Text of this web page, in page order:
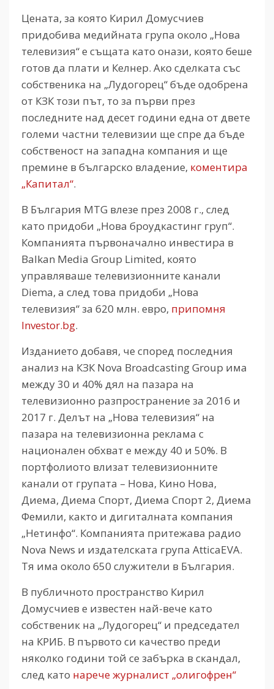
Цената, за която Кирил Домусчиев
придобива медийната група около „Нова
телевизия“ е същата като онази, която беше
готов да плати и Келнер. Ако сделката със
собственика на „Лудогорец“ бъде одобрена
от КЗК този път, то за първи през
последните над десет години една от двете
големи частни телевизии ще спре да бъде
собственост на западна компания и ще
премине в българско владение, коментира
„Капитал“.
В България MTG влезе през 2008 г., след
като придоби „Нова броудкастинг груп“.
Компанията първоначално инвестира в
Balkan Media Group Limited, която
управляваше телевизионните канали
Diema, а след това придоби „Нова
телевизия“ за 620 млн. евро, припомня
Investor.bg.
Изданието добавя, че според последния
анализ на КЗК Nova Broadcasting Group има
между 30 и 40% дял на пазара на
телевизионно разпространение за 2016 и
2017 г. Делът на „Нова телевизия“ на
пазара на телевизионна реклама с
национален обхват е между 40 и 50%. В
портфолиото влизат телевизионните
канали от групата – Нова, Кино Нова,
Диема, Диема Спорт, Диема Спорт 2, Диема
Фемили, както и дигиталната компания
„Нетинфо“. Компанията притежава радио
Nova News и издателската група AtticaEVA.
Тя има около 650 служители в България.
В публичното пространство Кирил
Домусчиев е известен най-вече като
собственик на „Лудогорец“ и председател
на КРИБ. В първото си качество преди
няколко години той се забърка в скандал,
след като нарече журналист „олигофрен“